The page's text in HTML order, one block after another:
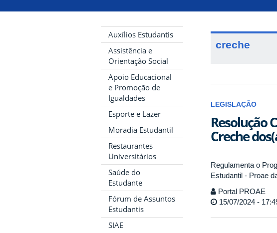
Auxílios Estudantis
Assistência e
Orientação Social
Apoio Educacional
e Promoção de
Igualdades
Esporte e Lazer
Moradia Estudantil
Restaurantes
Universitários
Saúde do
Estudante
Fórum de Assuntos
Estudantis
SIAE
creche
LEGISLAÇÃO
Resolução
Creche
Regulamenta o
Estudantil - Proae
Portal PROAE
15/07/2024 -